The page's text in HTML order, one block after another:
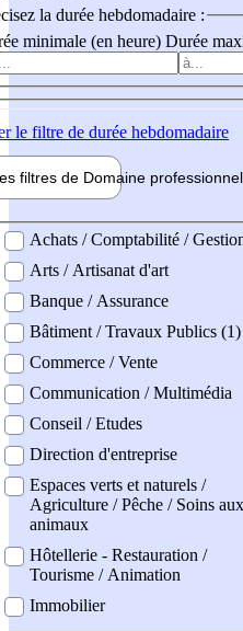
la durée hebdomadaire :
minimale (en heure) Durée
le filtre de durée hebdomadaire
filtres de Domaine professionnel
professionel
Achats / Comptabilité /
Arts / Artisanat d'art
Banque / Assurance
Bâtiment / Travaux Publics (1)
Commerce / Vente
Communication / Multimédia
Conseil / Etudes
Direction d'entreprise
Espaces verts et naturels /
Agriculture / Pêche / Soins aux
animaux
Hôtellerie - Restauration /
Tourisme / Animation
Immobilier